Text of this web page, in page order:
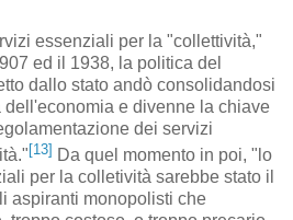
essenziali per la "collettività,"
ed il 1938, la politica del
dallo stato andò consolidandosi
e divenne la chiave
dei servizi
[13] Da quel momento in poi, "lo
per la colletività sarebbe stato il
aspiranti monopolisti che